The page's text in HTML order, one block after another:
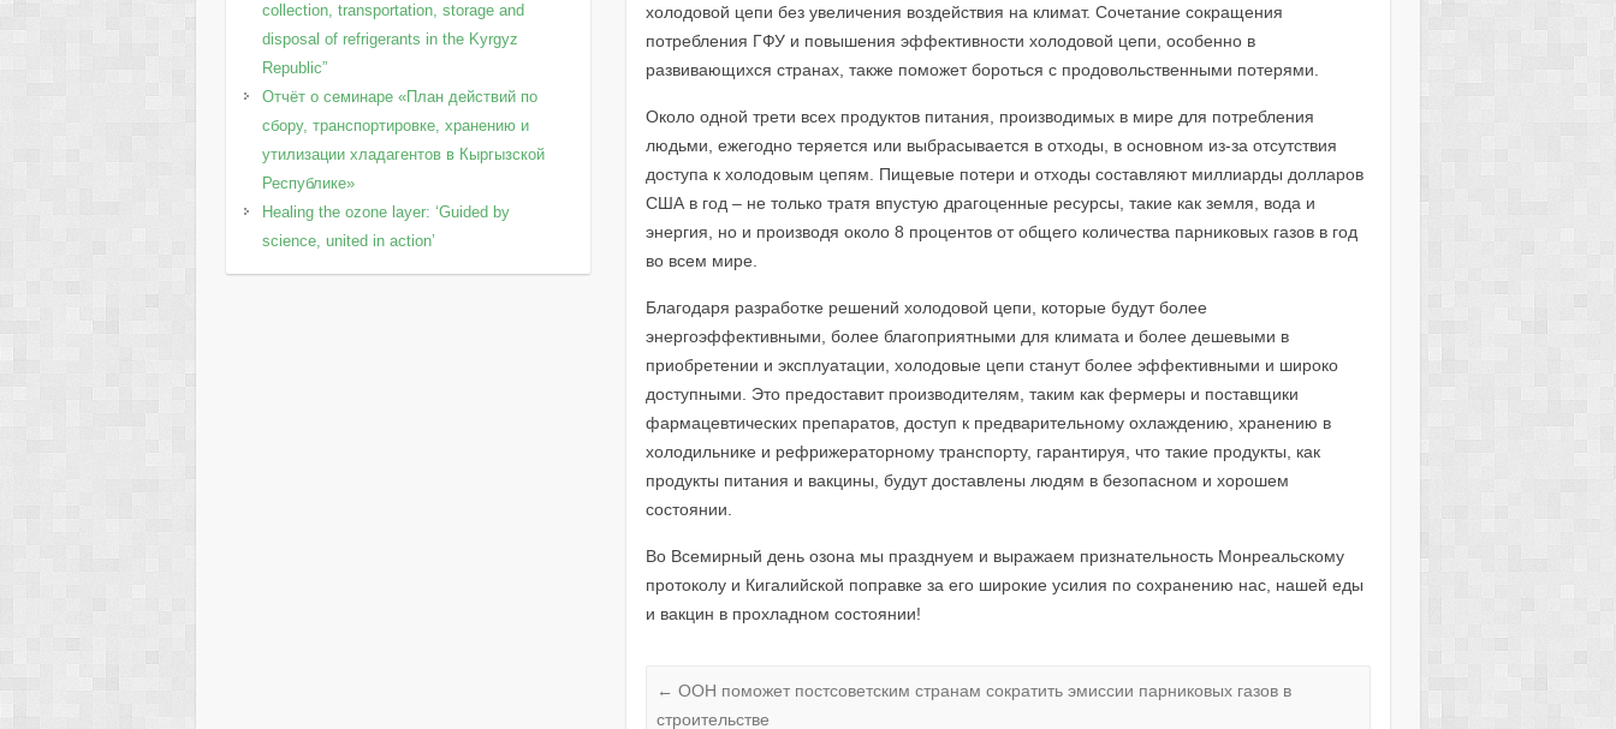
холодовой цепи без увеличения воздействия на климат. Сочетание сокращения
потребления ГФУ и повышения эффективности холодовой цепи, особенно в
развивающихся странах, также поможет бороться с продовольственными потерями.
Около одной трети всех продуктов питания, производимых в мире для потребления
людьми, ежегодно теряется или выбрасывается в отходы, в основном из-за отсутствия
доступа к холодовым цепям. Пищевые потери и отходы составляют миллиарды долларов
США в год – не только тратя впустую драгоценные ресурсы, такие как земля, вода и
энергия, но и производя около 8 процентов от общего количества парниковых газов в год
во всем мире.
Благодаря разработке решений холодовой цепи, которые будут более
энергоэффективными, более благоприятными для климата и более дешевыми в
приобретении и эксплуатации, холодовые цепи станут более эффективными и широко
доступными. Это предоставит производителям, таким как фермеры и поставщики
фармацевтических препаратов, доступ к предварительному охлаждению, хранению в
холодильнике и рефрижераторному транспорту, гарантируя, что такие продукты, как
продукты питания и вакцины, будут доставлены людям в безопасном и хорошем
состоянии.
Во Всемирный день озона мы празднуем и выражаем признательность Монреальскому
протоколу и Кигалийской поправке за его широкие усилия по сохранению нас, нашей еды
и вакцин в прохладном состоянии!
← ООН поможет постсоветским странам сократить эмиссии парниковых газов в
строительстве
collection, transportation, storage and
disposal of refrigerants in the Kyrgyz
Republic”
Отчёт о семинаре «План действий по
сбору, транспортировке, хранению и
утилизации хладагентов в Кыргызской
Республике»
Healing the ozone layer: ‘Guided by
science, united in action’